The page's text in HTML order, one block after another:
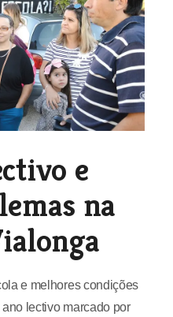
e
na
e melhores condições
lectivo marcado por